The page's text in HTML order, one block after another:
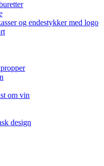
og endestykker med logo
om vin
design